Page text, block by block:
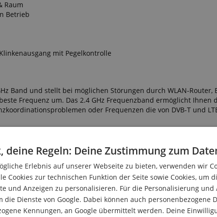
Raum
Betrieb
mit Pegelkontrolle
Band und stellt bei möglichen Störungen durch WLAN-Router,
Frequenz um. Das 2.4 GHz Frequenzband ermöglicht Ihnen
oder Frequenzen die von DVB-T und
anderer Hersteller, die 2 oder 4 feste Frequenzen nutzen,
automatisch auf eine bessere Frequenz um, sollte dies
arbeitet, ohne dass der Nutzer manuell eingreifen muss.
indem es drei unterschiedliche Diversitätsverfahren anwendet:
deine Regeln: Deine Zustimmung zum
Erlebnis auf unserer Webseite zu bieten, verwenden wir
Cookies zur technischen Funktion der Seite sowie Cookies, um
und Anzeigen zu personalisieren. Für die Personalisierung und
Dienste von Google. Dabei können auch personenbezogene
Kennungen, an Google übermittelt werden. Deine